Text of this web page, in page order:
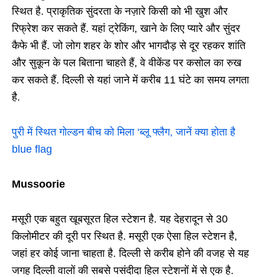
स्थित है. प्राकृतिक सुंदरता के नज़ारे किसी को भी खुश और
रिफ्रेश कर सकते हैं. यहां ट्रेकिंग, खाने के लिए प्यारे और सुंदर
कैफे भी हैं. जो लोग शहर के शोर और भागदौड़ से दूर रहकर शांति
और सुकून के पल बिताना चाहते हैं, वे वीकेंड पर कसोल का रुख
कर सकते हैं. दिल्ली से यहां जाने में करीब 11 घंटे का समय लगता
है.
पुरी में स्थित गोल्डन बीच को मिला ‘ब्लू फ्लैग, जानें क्या होता है
blue flag
Mussoorie
मसूरी एक बहुत खूबसूरत हिल स्टेशन है. यह देहरादून से 30
किलोमीटर की दूरी पर स्थित है. मसूरी एक ऐसा हिल स्टेशन है,
जहां हर कोई जाना चाहता है. दिल्ली से करीब होने की वजह से यह
जगह दिल्ली वालों की सबसे पसंदीदा हिल स्टेशनों में से एक है.